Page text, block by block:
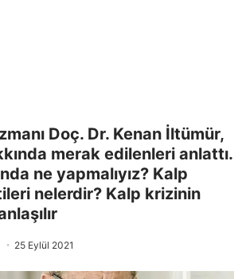
Doç. Dr. Kenan İltümür,
merak edilenleri anlattı.
ne yapmalıyız? Kalp
nelerdir? Kalp krizinin
25 Eylül 2021